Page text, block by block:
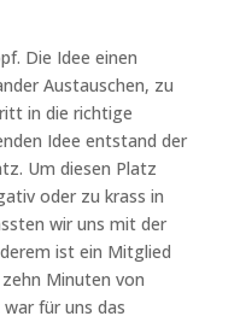
Die Idee einen
Austauschen, zu
in die richtige
Idee entstand der
Um diesen Platz
oder zu krass in
wir uns mit der
ist ein Mitglied
Minuten von
für uns das